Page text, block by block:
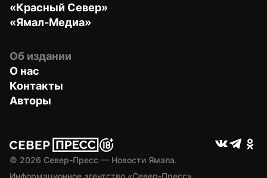
«Красный Север»
«Ямал-Медиа»
Об издании
О нас
Контакты
Авторы
© 2026 Север-Пресс — Новости Ямала.
Информационное агентство «Север-Пресс»